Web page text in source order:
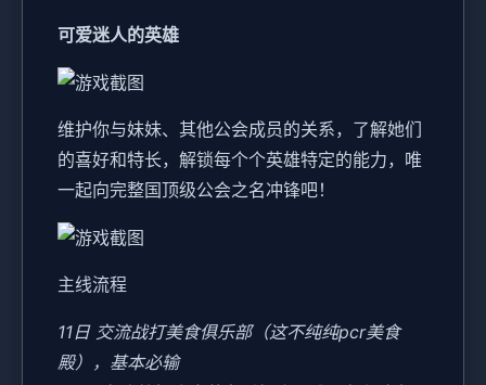
可爱迷人的英雄
维护你与妹妹、其他公会成员的关系，了解她们
的喜好和特长，解锁每个个英雄特定的能力，唯
一起向完整国顶级公会之名冲锋吧！
主线流程
11日 交流战打美食俱乐部（这不纯纯pcr美食
殿），基本必输